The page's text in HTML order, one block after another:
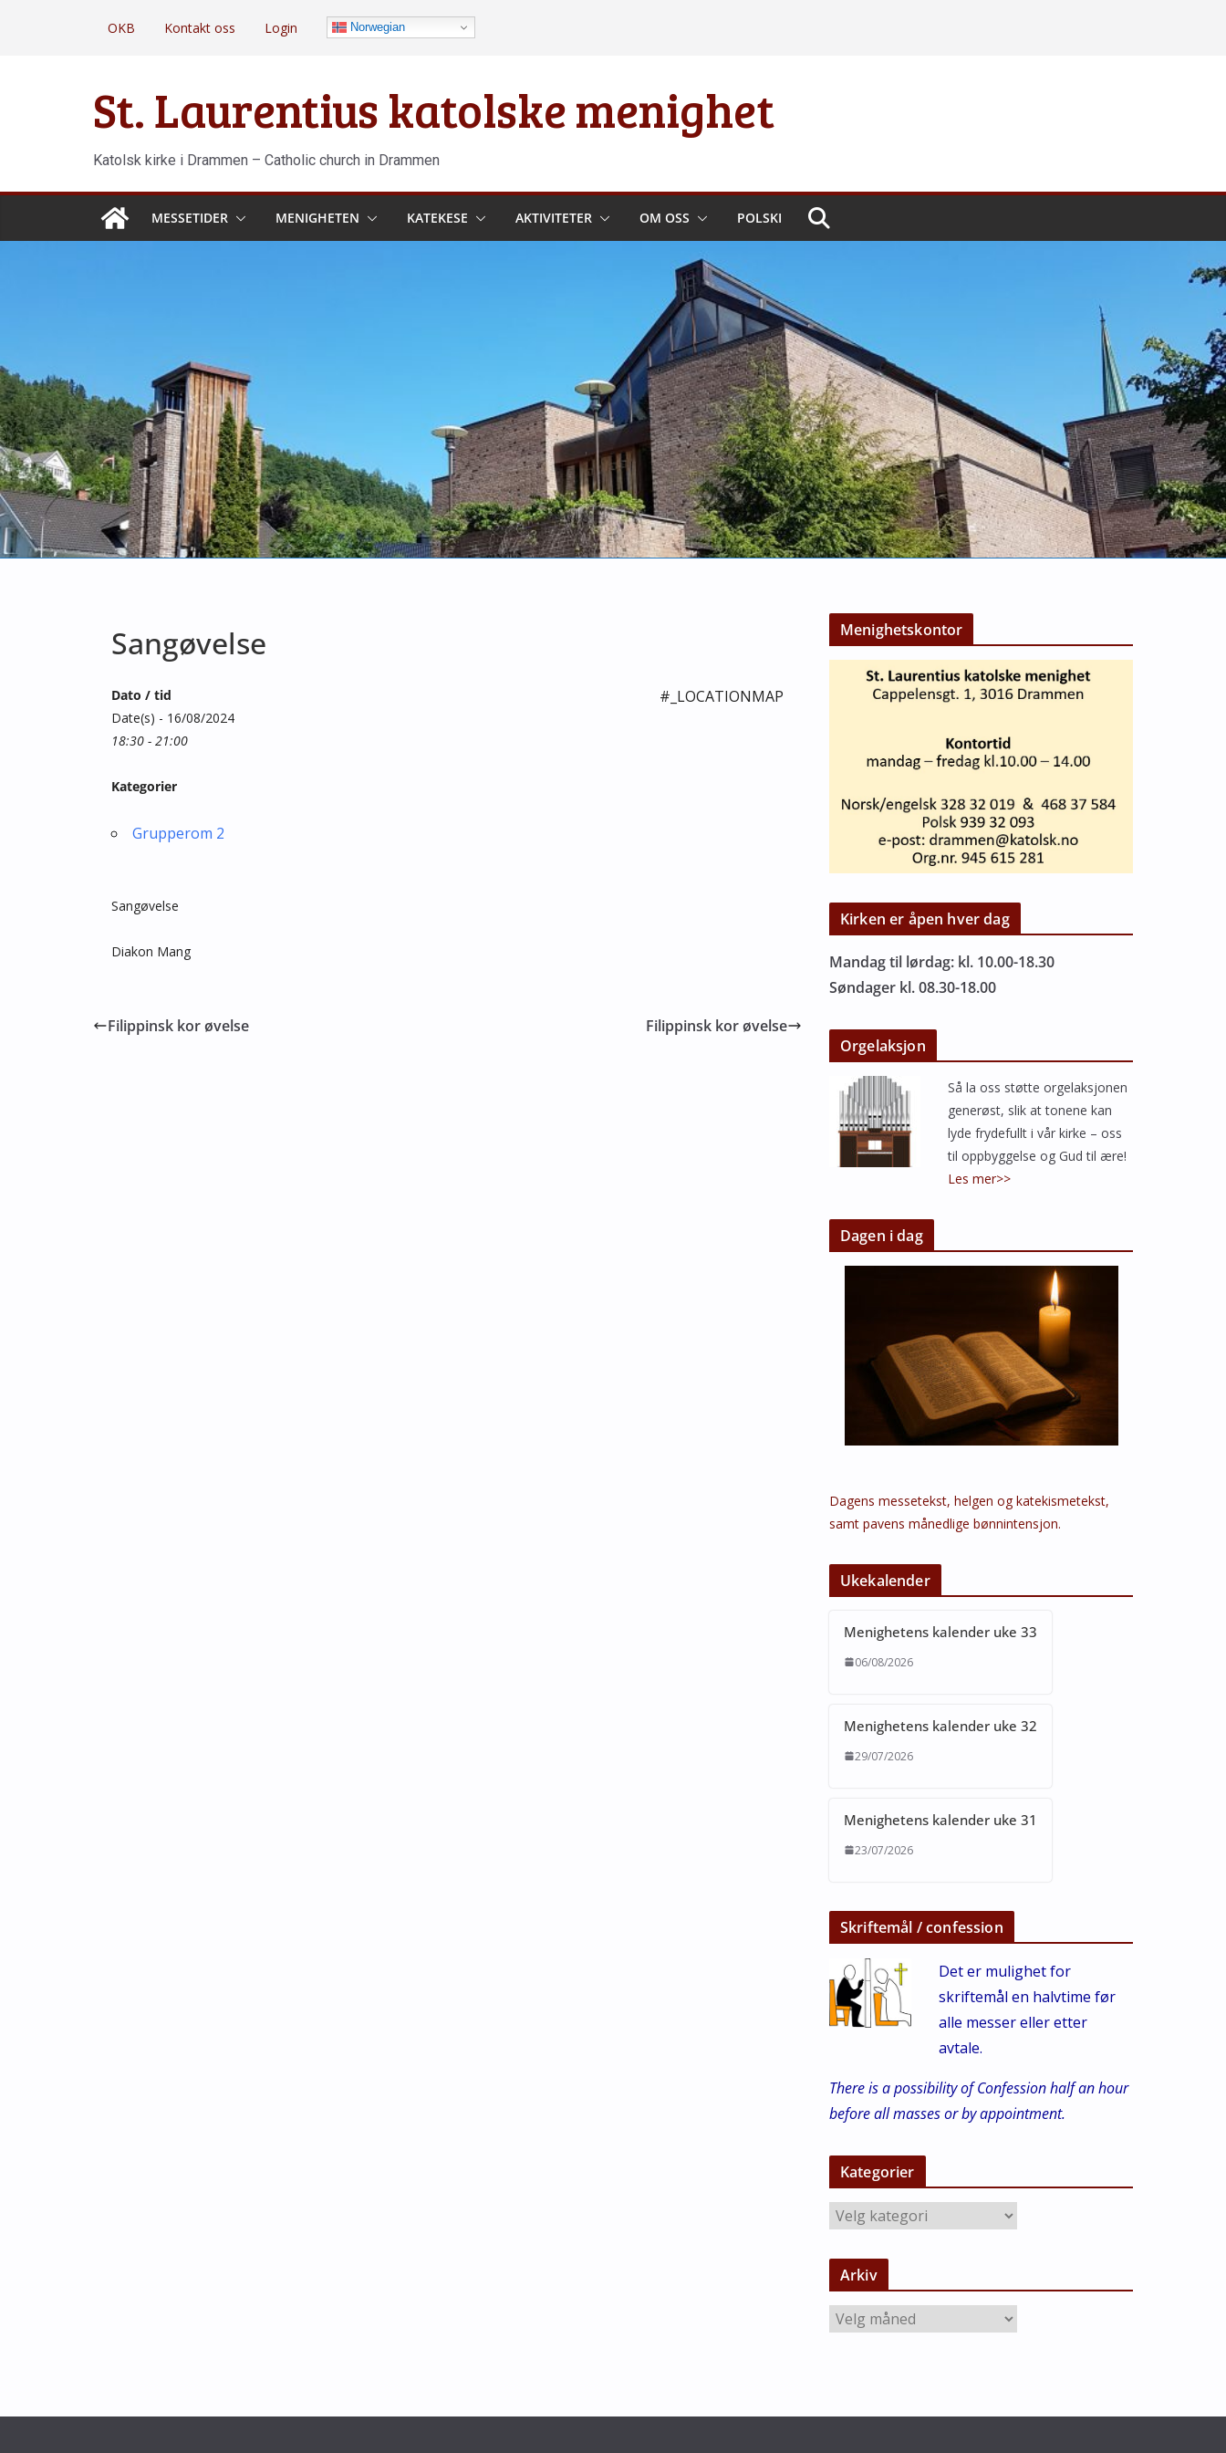
OKB Kontakt oss Login Norwegian
St. Laurentius katolske menighet
Katolsk kirke i Drammen – Catholic church in Drammen
MESSETIDER MENIGHETEN KATEKESE AKTIVITETER OM OSS POLSKI
Sangøvelse
#_LOCATIONMAP
Dato / tid
Date(s) - 16/08/2024
18:30 - 21:00
Kategorier
Grupperom 2
Sangøvelse
Diakon Mang
Filippinsk kor øvelse Filippinsk kor øvelse
Menighetskontor
Kirken er åpen hver dag
Mandag til lørdag: kl. 10.00-18.30
Søndager kl. 08.30-18.00
Orgelaksjon
Så la oss støtte orgelaksjonen
generøst, slik at tonene kan
lyde frydefullt i vår kirke – oss
til oppbyggelse og Gud til ære!
Les mer>>
Dagen i dag
Dagens messetekst, helgen og katekismetekst,
samt pavens månedlige bønnintensjon.
Ukekalender
Menighetens kalender uke 33
06/08/2026
Menighetens kalender uke 32
29/07/2026
Menighetens kalender uke 31
23/07/2026
Skriftemål / confession
Det er mulighet for
skriftemål en halvtime før
alle messer eller etter
avtale.
There is a possibility of Confession half an hour
before all masses or by appointment.
Kategorier
K
a
t
g
r
Arkiv
A
r